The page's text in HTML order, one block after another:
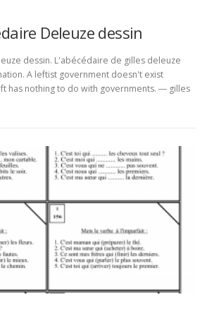
Deleuze dessin
dessin. L'abécédaire de gilles deleuze
A leftist government doesn't exist
has nothing to do with governments. ― gilles